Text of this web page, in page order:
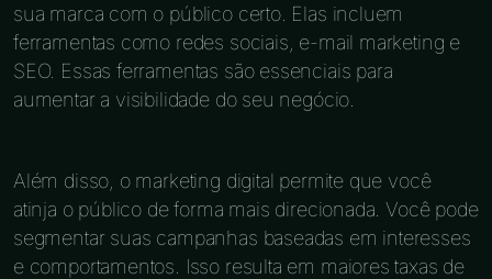
sua marca com o público certo. Elas incluem
ferramentas como redes sociais, e-mail marketing e
SEO. Essas ferramentas são essenciais para
aumentar a visibilidade do seu negócio.
Além disso, o marketing digital permite que você
atinja o público de forma mais direcionada. Você pode
segmentar suas campanhas baseadas em interesses
e comportamentos. Isso resulta em maiores taxas de